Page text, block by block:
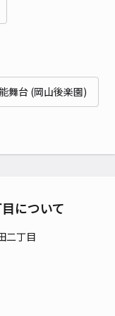
舞台 (岡山後楽園)
について
二丁目